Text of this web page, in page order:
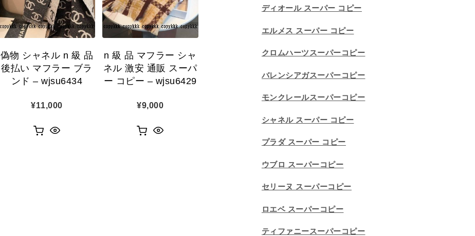
偽物 シャネル n 級 品
後払い マフラー ブラ
ンド – wjsu6434
¥11,000
n 級 品 マフラー シャ
ネル 激安 通販 スーパ
ー コピー – wjsu6429
¥9,000
ディオール スーパー コピー
エルメス スーパー コピー
クロムハーツスーパーコピー
バレンシアガスーパーコピー
モンクレールスーパーコピー
シャネル スーパー コピー
プラダ スーパー コピー
ウブロ スーパーコピー
セリーヌ スーパーコピー​
ロエベ スーパーコピー
ティファニースーパーコピー